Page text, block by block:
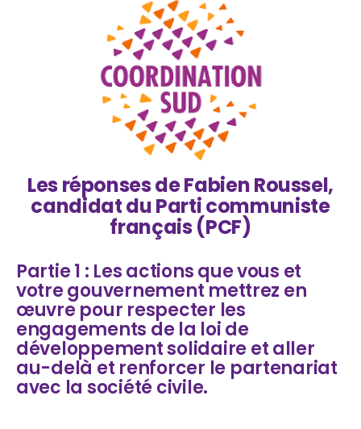
Les réponses de Fabien Roussel,
candidat du Parti communiste
français (PCF)
Partie 1 : Les actions que vous et
votre gouvernement mettrez en
œuvre pour respecter les
engagements de la loi de
développement solidaire et aller
au-delà et renforcer le partenariat
avec la société civile.